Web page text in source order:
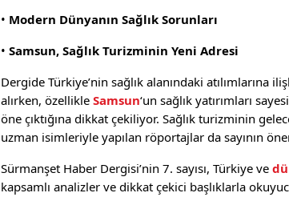
• Modern Dünyanın Sağlık Sorunları
• Samsun, Sağlık Turizminin Yeni Adresi
Dergide Türkiye’nin sağlık alanındaki atılımlarına
alırken, özellikle Samsun‘un sağlık yatırımları
öne çıktığına dikkat çekiliyor. Sağlık turizminin
uzman isimleriyle yapılan röportajlar da sayının
Sürmanşet Haber Dergisi’nin 7. sayısı, Türkiye ve
kapsamlı analizler ve dikkat çekici başlıklarla